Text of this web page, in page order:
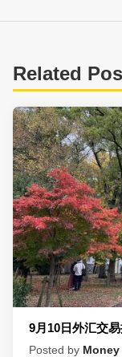
Related
9月10日外汇交
Posted by